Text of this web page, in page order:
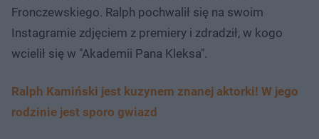
Fronczewskiego. Ralph pochwalił się na swoim
Instagramie zdjęciem z premiery i zdradził, w kogo
wcielił się w "Akademii Pana Kleksa".
Ralph Kamiński jest kuzynem znanej aktorki! W jego
rodzinie jest sporo gwiazd